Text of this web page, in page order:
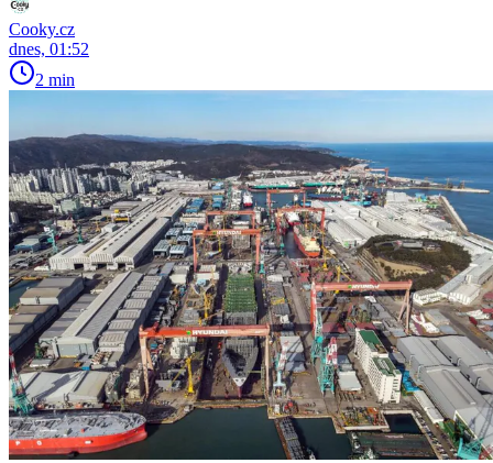
Cooky.cz
dnes, 01:52
2 min